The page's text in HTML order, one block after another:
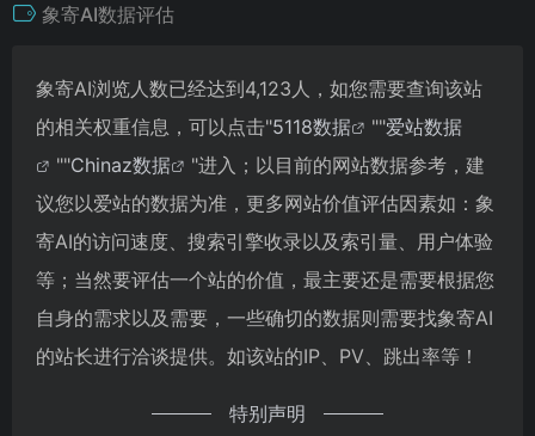
象寄AI数据评估
象寄AI浏览人数已经达到4,123人，如您需要查询该站
的相关权重信息，可以点击"5118数据 ""爱站数据
""Chinaz数据
"进入；以目前的网站数据参考，建
议您以爱站的数据为准，更多网站价值评估因素如：象
寄AI的访问速度、搜索引擎收录以及索引量、用户体验
等；当然要评估一个站的价值，最主要还是需要根据您
自身的需求以及需要，一些确切的数据则需要找象寄AI
的站长进行洽谈提供。如该站的IP、PV、跳出率等！
特别声明